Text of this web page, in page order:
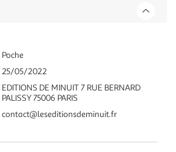
Poche
25/05/2022
EDITIONS DE MINUIT 7 RUE BERNARD
PALISSY 75006 PARIS
contact@leseditionsdeminuit.fr